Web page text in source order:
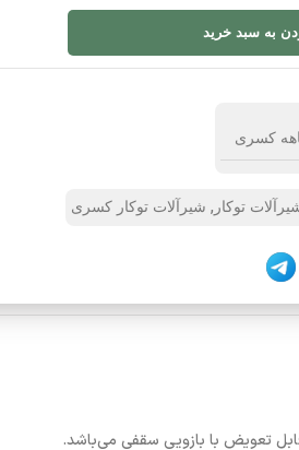
به سبد خرید
توکار , شیرآلات توکار کسری